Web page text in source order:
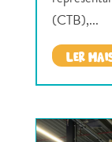
(CTB),...
LER